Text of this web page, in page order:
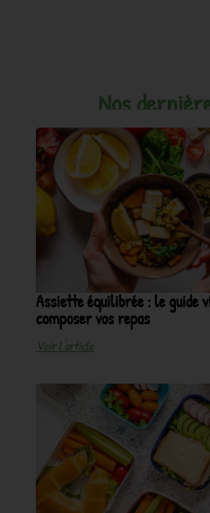
Nos
Assiette équilibrée : le guide
composer vos repas
Voir L'article